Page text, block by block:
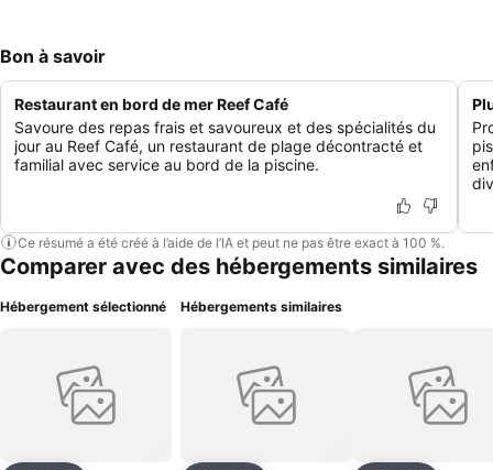
Bon à savoir
Restaurant en bord de mer Reef Café
Savoure des repas frais et savoureux et des spécialités du
jour au Reef Café, un restaurant de plage décontracté et
familial avec service au bord de la piscine.
Ce résumé a été créé à l’aide de l’IA et peut ne pas être exact à 100 %.
Comparer avec des hébergements similaires
Hébergement sélectionné Hébergements similaires